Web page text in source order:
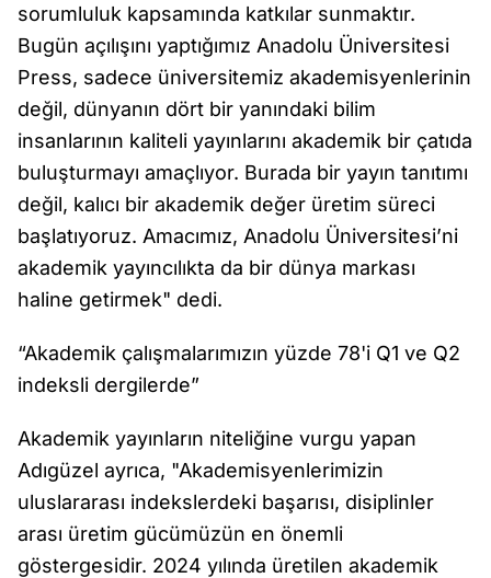
sorumluluk kapsamında katkılar sunmaktır.
Bugün açılışını yaptığımız Anadolu Üniversitesi
Press, sadece üniversitemiz akademisyenlerinin
değil, dünyanın dört bir yanındaki bilim
insanlarının kaliteli yayınlarını akademik bir çatıda
buluşturmayı amaçlıyor. Burada bir yayın tanıtımı
değil, kalıcı bir akademik değer üretim süreci
başlatıyoruz. Amacımız, Anadolu Üniversitesi’ni
akademik yayıncılıkta da bir dünya markası
haline getirmek" dedi.
“Akademik çalışmalarımızın yüzde 78'i Q1 ve Q2
indeksli dergilerde”
Akademik yayınların niteliğine vurgu yapan
Adıgüzel ayrıca, "Akademisyenlerimizin
uluslararası indekslerdeki başarısı, disiplinler
arası üretim gücümüzün en önemli
göstergesidir. 2024 yılında üretilen akademik